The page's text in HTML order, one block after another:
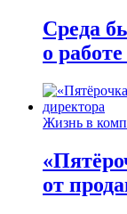
Среда
о
Жизнь в
от